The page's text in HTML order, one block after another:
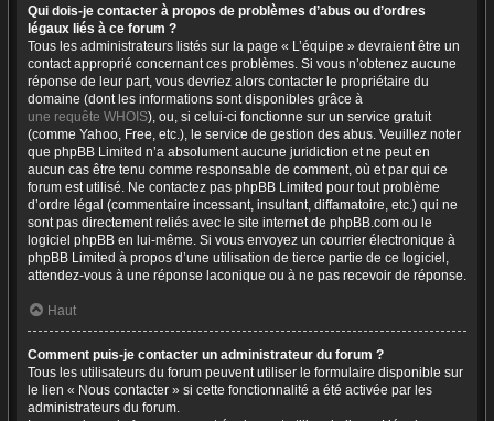
Qui dois-je contacter à propos de problèmes d’abus ou d’ordres
légaux liés à ce forum ?
Tous les administrateurs listés sur la page « L’équipe » devraient être un
contact approprié concernant ces problèmes. Si vous n’obtenez aucune
réponse de leur part, vous devriez alors contacter le propriétaire du
domaine (dont les informations sont disponibles grâce à
une requête WHOIS), ou, si celui-ci fonctionne sur un service gratuit
(comme Yahoo, Free, etc.), le service de gestion des abus. Veuillez noter
que phpBB Limited n’a absolument aucune juridiction et ne peut en
aucun cas être tenu comme responsable de comment, où et par qui ce
forum est utilisé. Ne contactez pas phpBB Limited pour tout problème
d’ordre légal (commentaire incessant, insultant, diffamatoire, etc.) qui ne
sont pas directement reliés avec le site internet de phpBB.com ou le
logiciel phpBB en lui-même. Si vous envoyez un courrier électronique à
phpBB Limited à propos d’une utilisation de tierce partie de ce logiciel,
attendez-vous à une réponse laconique ou à ne pas recevoir de réponse.
Haut
Comment puis-je contacter un administrateur du forum ?
Tous les utilisateurs du forum peuvent utiliser le formulaire disponible sur
le lien « Nous contacter » si cette fonctionnalité a été activée par les
administrateurs du forum.